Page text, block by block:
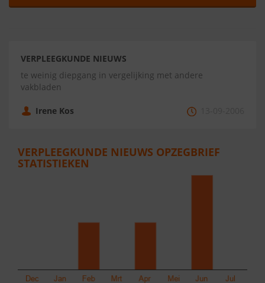
VERPLEEGKUNDE NIEUWS
te weinig diepgang in vergelijking met andere
vakbladen
Irene Kos
VERPLEEGKUNDE NIEUWS OPZEGBRIEF
STATISTIEKEN